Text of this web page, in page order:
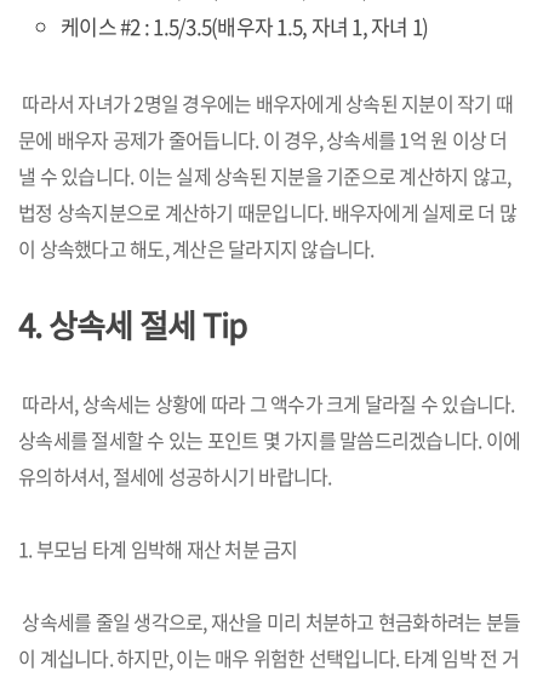
케이스 #2 : 1.5/3.5(배우자 1.5, 자녀 1, 자녀 1)
따라서 자녀가 2명일 경우에는 배우자에게 상속된 지분이 작기 때
문에 배우자 공제가 줄어듭니다. 이 경우, 상속세를 1억 원 이상 더
낼 수 있습니다. 이는 실제 상속된 지분을 기준으로 계산하지 않고,
법정 상속지분으로 계산하기 때문입니다. 배우자에게 실제로 더 많
이 상속했다고 해도, 계산은 달라지지 않습니다.
4. 상속세 절세 Tip
따라서, 상속세는 상황에 따라 그 액수가 크게 달라질 수 있습니다.
상속세를 절세할 수 있는 포인트 몇 가지를 말씀드리겠습니다. 이에
유의하셔서, 절세에 성공하시기 바랍니다.
1. 부모님 타계 임박해 재산 처분 금지
상속세를 줄일 생각으로, 재산을 미리 처분하고 현금화하려는 분들
이 계십니다. 하지만, 이는 매우 위험한 선택입니다. 타계 임박 전 거